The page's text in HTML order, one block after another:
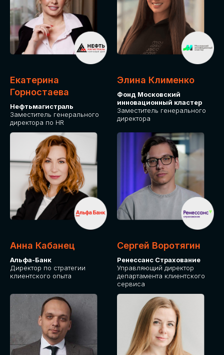
Екатерина
Горностаева
Нефтьмагистраль
Заместитель генерального
директора по HR
Элина Клименко
Фонд Московский
инновационный кластер
Заместитель генерального
директора
Анна Кабанец
Альфа-Банк
Директор по стратегии
клиентского опыта
Сергей Воротягин
Ренессанс Страхование
Управляющий директор
департамента клиентского
сервиса
Приглашаем стать партнером GLOBAL
TECH FORUM и презентовать ваши
решения целевой аудитории. Будем
рады сотрудничеству!
СТАНЬТЕ
ЭКСПОНЕНТОМ
ПОДАТЬ ЗАЯВКУ
IT Solutions for Business
СТОИМОСТЬ
УЧАСТИЯ